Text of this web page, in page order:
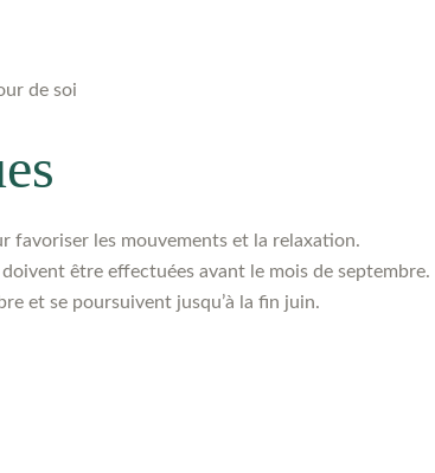
de soi
favoriser les mouvements et la relaxation.
être effectuées avant le mois de septembre.
et se poursuivent jusqu’à la fin juin.